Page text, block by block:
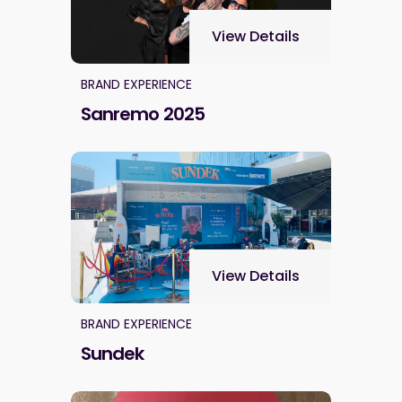
BRAND EXPERIENCE
Sanremo 2025
View Details
BRAND EXPERIENCE
Sundek
View Details